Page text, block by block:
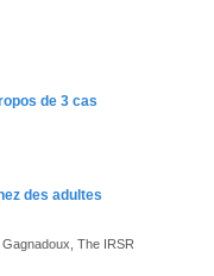
de 3 cas
des adultes
Gagnadoux, The IRSR